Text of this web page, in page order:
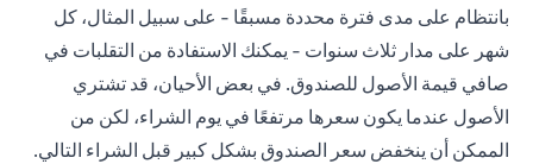
بانتظام على مدى فترة محددة مسبقًا - على سبيل المثال، كل
شهر على مدار ثلاث سنوات - يمكنك الاستفادة من التقلبات في
صافي قيمة الأصول للصندوق. في بعض الأحيان، قد تشتري
الأصول عندما يكون سعرها مرتفعًا في يوم الشراء، لكن من
الممكن أن ينخفض سعر الصندوق بشكل كبير قبل الشراء التالي.